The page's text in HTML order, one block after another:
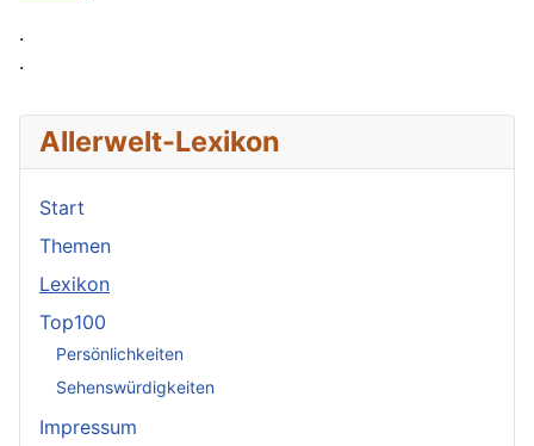
.
.
Allerwelt-Lexikon
Start
Themen
Lexikon
Top100
Persönlichkeiten
Sehenswürdigkeiten
Impressum